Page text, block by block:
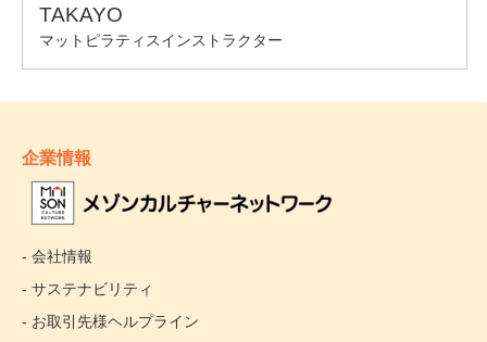
企業情報
- 会社情報
- サステナビリティ
- お取引先様ヘルプライン